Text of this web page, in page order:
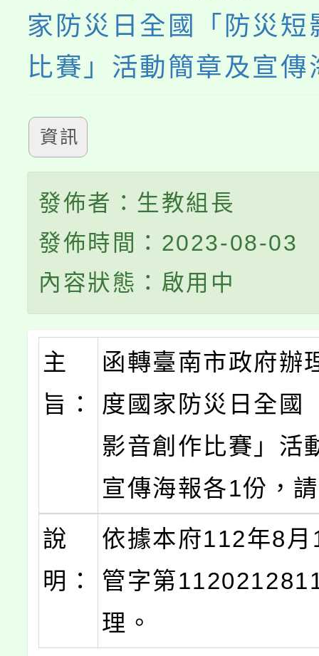
家防災日全國「防災短
比賽」活動簡章及宣傳
資訊
發佈者：生教組長
發佈時間：2023-08-03
內容狀態：啟用中
主
旨：
函轉臺南市政府辦
度國家防災日全國
影音創作比賽」活
宣傳海報各1份，
說
明：
依據本府112年8
管字第
理。